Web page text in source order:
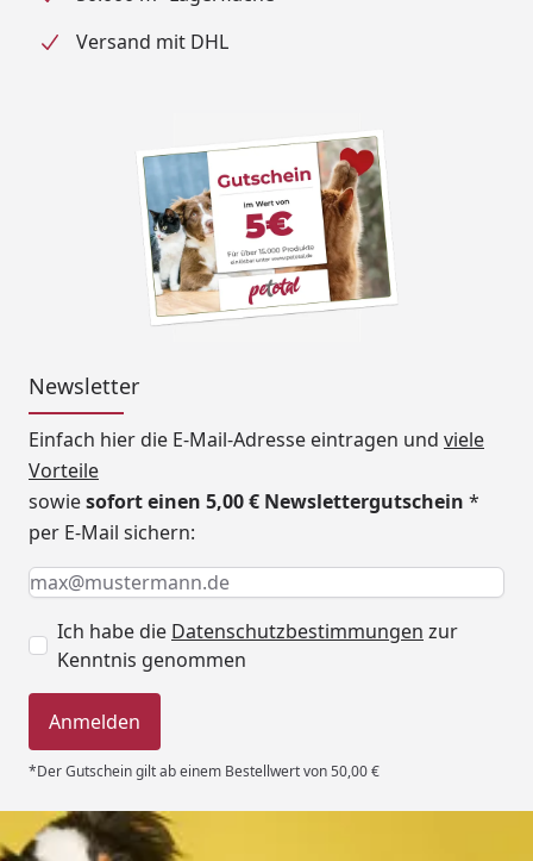
Versand mit DHL
Newsletter
Einfach hier die E-Mail-Adresse eintragen und viele
Vorteile
sowiesofort einen 5,00 € Newslettergutschein *
per E-Mail sichern:
Keine Eingabe erforderlich
Eingabe erforderlich
E-Mail *
Ich habe die Datenschutzbestimmungen zur
Kenntnis genommen
Anmelden
*Der Gutschein gilt ab einem Bestellwert von 50,00 €